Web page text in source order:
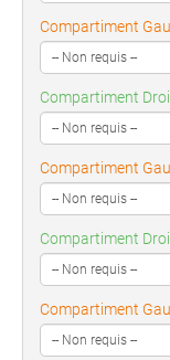
Compartiment
Compartiment
Compartiment
Compartiment
Compartiment